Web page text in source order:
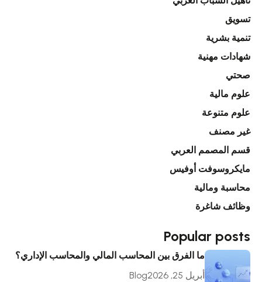
تسويق
تنمية بشرية
شهادات مهنية
صحتي
علوم مالية
علوم متنوعة
غير مصنف
قسم المصمم العربي
مايكروسوفت أوفيس
محاسبة ومالية
وظائف شاغرة
Popular posts
ما الفرق بين المحاسب المالي والمحاسب الإداري؟
أبريل 25, 2026
Blog